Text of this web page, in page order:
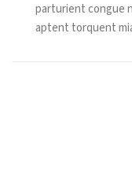
parturient congue
aptent torquent